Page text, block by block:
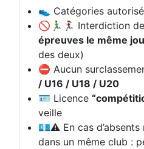
👟 Catégories
🚫🏃‍♂️🏃‍♀️ Interdiction
épreuves le même
des deux)
⛔ Aucun
/ U16 / U18 / U20
🪪 Licence
veille
💶⚠️ En cas
dans un même club :